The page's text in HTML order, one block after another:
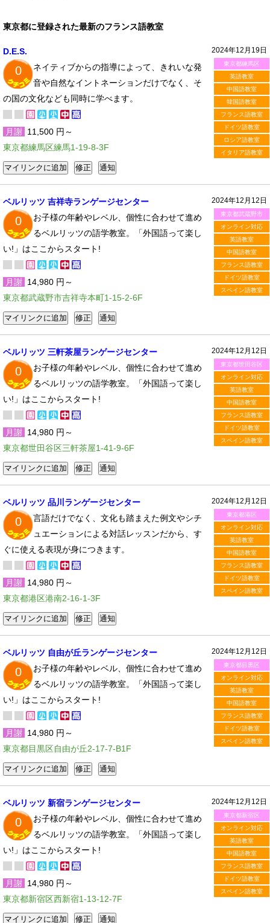
東京都に登録された最新のフランス語教室
2024年12月19日
東京都練馬区
英語教室
中国語教室
韓国語教室
フランス語教室
ドイツ語教室
ロシア語教室
イタリア語教室
D.E.S.
0
ネイティブからの指導によって、きれいな発
音や自然なイントネーションだけでなく、そ
の国の文化なども同時に学べます。
月謝 11,500 円～
東京都練馬区練馬1-19-8-3F
2024年12月12日
東京都武蔵野市
オンライン対応
英語教室
中国語教室
フランス語教室
ドイツ語教室
スペイン語教室
ベルリッツ 吉祥寺ランゲージセンター
0
お子様の年齢やレベル、個性に合わせて進め
るベルリッツの語学教室。「外国語って楽し
い!」はここからスタート!
月謝 14,980 円～
東京都武蔵野市吉祥寺本町1-15-2-6F
2024年12月12日
東京都世田谷区
オンライン対応
英語教室
中国語教室
フランス語教室
ドイツ語教室
スペイン語教室
ベルリッツ 三軒茶屋ランゲージセンター
0
お子様の年齢やレベル、個性に合わせて進め
るベルリッツの語学教室。「外国語って楽し
い!」はここからスタート!
月謝 14,980 円～
東京都世田谷区三軒茶屋1-41-9-6F
2024年12月12日
東京都港区
オンライン対応
英語教室
中国語教室
フランス語教室
ドイツ語教室
スペイン語教室
ベルリッツ 品川ランゲージセンター
0
言語だけでなく、文化も踏まえた例文やシチ
ュエーションによる対話レッスンだから、す
ぐに使える表現が身につきます。
月謝 14,980 円～
東京都港区港南2-16-1-3F
2024年12月12日
東京都目黒区
オンライン対応
英語教室
中国語教室
フランス語教室
ドイツ語教室
スペイン語教室
ベルリッツ 自由が丘ランゲージセンター
0
お子様の年齢やレベル、個性に合わせて進め
るベルリッツの語学教室。「外国語って楽し
い!」はここからスタート!
月謝 14,980 円～
東京都目黒区自由が丘2-17-7-B1F
2024年12月12日
東京都新宿区
オンライン対応
英語教室
中国語教室
フランス語教室
ドイツ語教室
スペイン語教室
ベルリッツ 新宿ランゲージセンター
0
お子様の年齢やレベル、個性に合わせて進め
るベルリッツの語学教室。「外国語って楽し
い!」はここからスタート!
月謝 14,980 円～
東京都新宿区西新宿1-13-12-7F